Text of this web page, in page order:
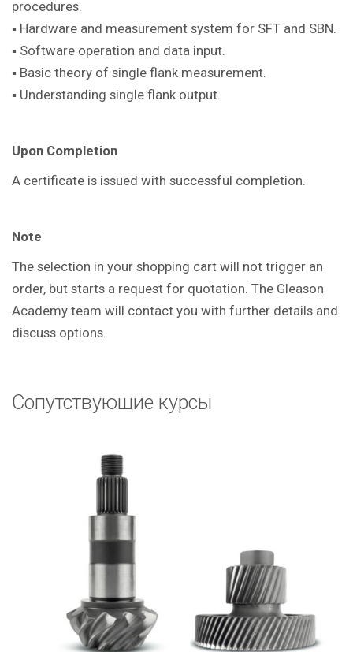
procedures.
▪ Hardware and measurement system for SFT and SBN.
▪ Software operation and data input.
▪ Basic theory of single flank measurement.
▪ Understanding single flank output.
Upon Completion
A certificate is issued with successful completion.
Note
The selection in your shopping cart will not trigger an
order, but starts a request for quotation. The Gleason
Academy team will contact you with further details and
discuss options.
Сопутствующие курсы